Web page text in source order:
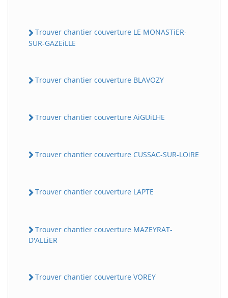
Trouver chantier couverture LE MONASTiER-
SUR-GAZEiLLE
Trouver chantier couverture BLAVOZY
Trouver chantier couverture AiGUiLHE
Trouver chantier couverture CUSSAC-SUR-LOiRE
Trouver chantier couverture LAPTE
Trouver chantier couverture MAZEYRAT-
D'ALLiER
Trouver chantier couverture VOREY